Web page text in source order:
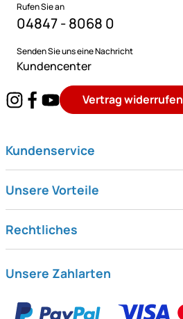
Rufen Sie an
04847 - 8068 0
Senden Sie uns eine Nachricht
Kundencenter
Vertrag widerrufen
Kundenservice
Unsere Vorteile
Rechtliches
Unsere Zahlarten